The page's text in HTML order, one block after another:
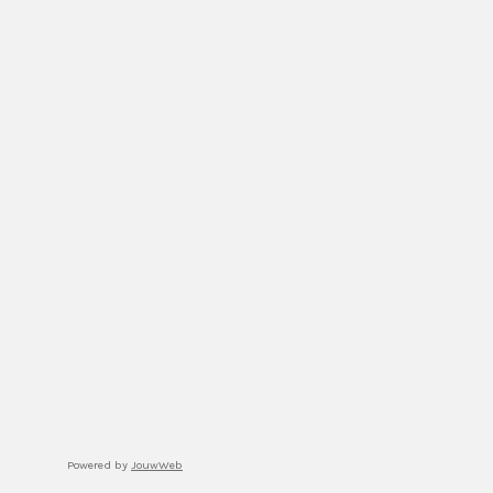
Powered by JouwWeb